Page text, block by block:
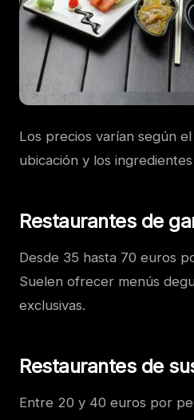
Los precios varían según
ubicación y los
Restaurantes de
Desde 35 hasta 70 euros
Suelen ofrecer menús
exclusivas.
Restaurantes de
Entre 20 y 40 euros por